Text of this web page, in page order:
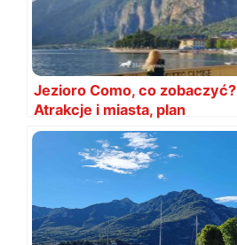
Jezioro Como, co zobaczyć?
Atrakcje i miasta, plan
zwiedzania i mapa